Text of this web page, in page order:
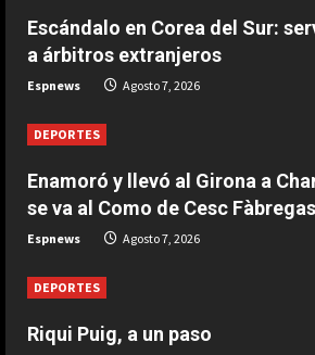
3
Escándalo en
servicios
4
como fecha de
ante Inglaterra
Agosto 7, 2026
Turquía
Escándalo en Corea del Sur:
a árbitros extranjeros
Espnews Agosto 7, 2026
DEPORTES
Enamoró y llevó al Girona a
se va al Como de Cesc Fàbregas
Espnews Agosto 7, 2026
DEPORTES
Riqui Puig, a un paso